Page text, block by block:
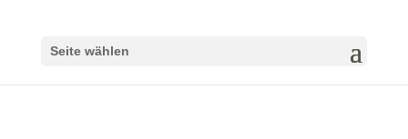
Seite wählen